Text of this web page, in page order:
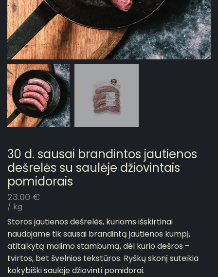
30 d. sausai brandintos jautienos
dešrelės su saulėje džiovintais
pomidorais
23.00 €
/ kg
Storos jautienos dešrelės, kurioms išskirtinai
naudojame tik sausai brandintą jautienos kumpį,
atitaikytą malimo stambumą, dėl kurio dešros –
tvirtos, bet švelnios tekstūros. Ryškų skonį suteikia
kokybiški saulėje džiovinti pomidorai.